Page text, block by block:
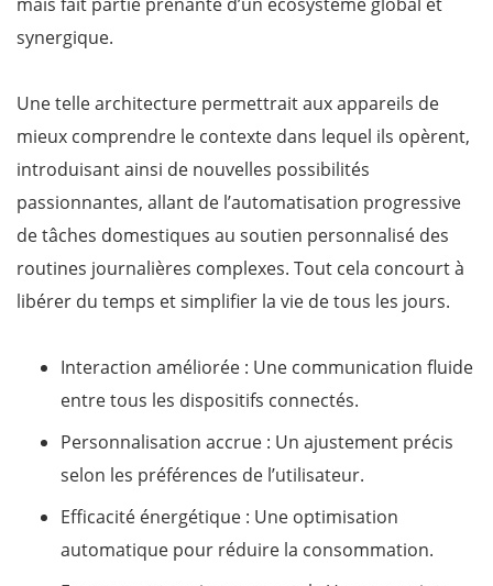
synergique.
Une telle architecture permettrait aux appareils de
mieux comprendre le contexte dans lequel ils opèrent,
introduisant ainsi de nouvelles possibilités
passionnantes, allant de l’automatisation progressive
de tâches domestiques au soutien personnalisé des
routines journalières complexes. Tout cela concourt à
libérer du temps et simplifier la vie de tous les jours.
Interaction améliorée : Une communication fluide
entre tous les dispositifs connectés.
Personnalisation accrue : Un ajustement précis
selon les préférences de l’utilisateur.
Efficacité énergétique : Une optimisation
automatique pour réduire la consommation.